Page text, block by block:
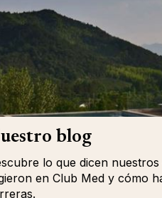
blog
lo que dicen
en Club Med y cómo